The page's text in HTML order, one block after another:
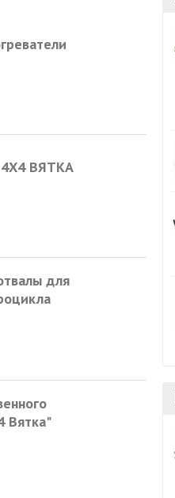
4Х4 ВЯТКА
для
Вятка"